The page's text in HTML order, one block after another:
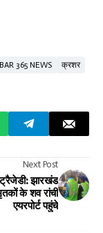
365 NEWS
क्रशर
Next Post
झारखंड
के शव रांची
एयरपोर्ट पहुंचे